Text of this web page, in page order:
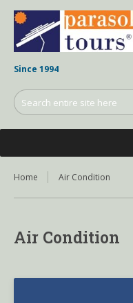
Since 1994
Home Air Condition
Air Condition